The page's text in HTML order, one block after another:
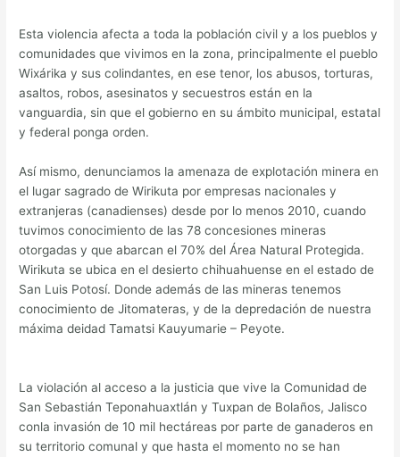
Esta violencia afecta a toda la población civil y a los pueblos y
comunidades que vivimos en la zona, principalmente el pueblo
Wixárika y sus colindantes, en ese tenor, los abusos, torturas,
asaltos, robos, asesinatos y secuestros están en la
vanguardia, sin que el gobierno en su ámbito municipal, estatal
y federal ponga orden.
Así mismo, denunciamos la amenaza de explotación minera en
el lugar sagrado de Wirikuta por empresas nacionales y
extranjeras (canadienses) desde por lo menos 2010, cuando
tuvimos conocimiento de las 78 concesiones mineras
otorgadas y que abarcan el 70% del Área Natural Protegida.
Wirikuta se ubica en el desierto chihuahuense en el estado de
San Luis Potosí. Donde además de las mineras tenemos
conocimiento de Jitomateras, y de la depredación de nuestra
máxima deidad Tamatsi Kauyumarie – Peyote.
La violación al acceso a la justicia que vive la Comunidad de
San Sebastián Teponahuaxtlán y Tuxpan de Bolaños, Jalisco
conla invasión de 10 mil hectáreas por parte de ganaderos en
su territorio comunal y que hasta el momento no se han